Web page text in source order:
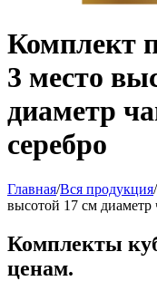
Комплект
3 место
диаметр
серебро
Главная/Вся продукция/
высотой 17 см
Комплекты
ценам.